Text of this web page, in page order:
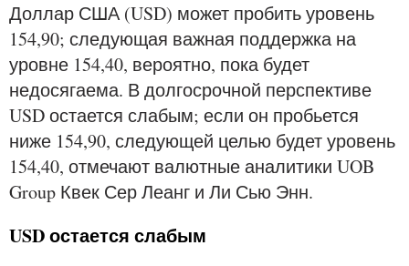
Доллар США (USD) может пробить уровень
154,90; следующая важная поддержка на
уровне 154,40, вероятно, пока будет
недосягаема. В долгосрочной перспективе
USD остается слабым; если он пробьется
ниже 154,90, следующей целью будет уровень
154,40, отмечают валютные аналитики UOB
Group Квек Сер Леанг и Ли Сью Энн.
USD остается слабым